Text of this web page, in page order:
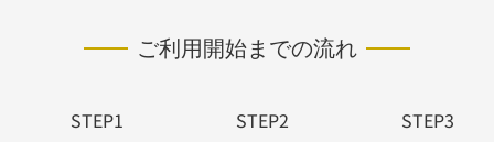
ご利用開始までの流れ
STEP3
STEP2
STEP1